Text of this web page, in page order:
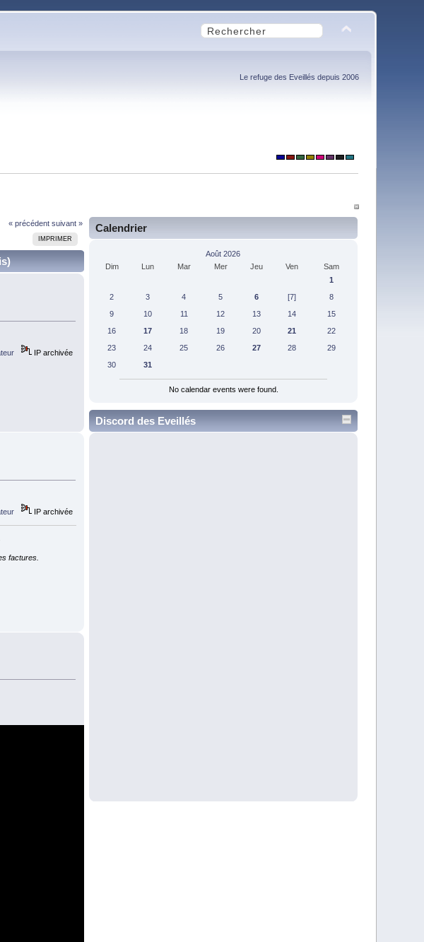
Le refuge des Eveillés depuis 2006
« précédent suivant »
IMPRIMER
IP archivée
IP archivée
factures.
Calendrier
Août 2026
Dim
Lun Mar Mer Jeu Ven
Sam
1
2
3 4 5 6 [7]
8
9
10 11 12 13 14
15
16
17 18 19 20 21
22
23
24 25 26 27 28
29
30
31
No calendar events were found.
Discord des Eveillés